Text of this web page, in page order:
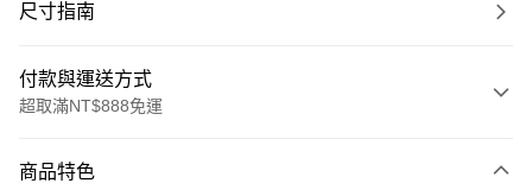
尺寸指南
付款與運送方式
超取滿NT$888免運
信用卡一次付款
商品特色